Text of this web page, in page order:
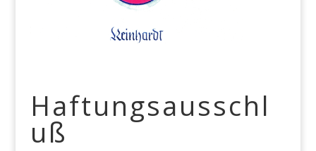
Haftungsausschl
uß